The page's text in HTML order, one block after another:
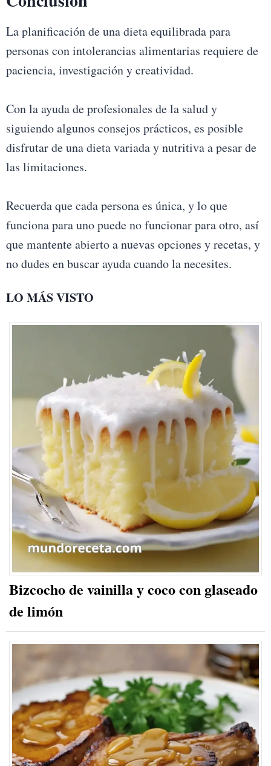
La planificación de una dieta equilibrada para
personas con intolerancias alimentarias requiere de
paciencia, investigación y creatividad.
Con la ayuda de profesionales de la salud y
siguiendo algunos consejos prácticos, es posible
disfrutar de una dieta variada y nutritiva a pesar de
las limitaciones.
Recuerda que cada persona es única, y lo que
funciona para uno puede no funcionar para otro, así
que mantente abierto a nuevas opciones y recetas, y
no dudes en buscar ayuda cuando la necesites.
LO MÁS VISTO
Bizcocho de vainilla y coco con glaseado
de limón